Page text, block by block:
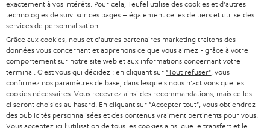
a
n
e
w
s
l
BARRES DE SON
STEREO
SMART HOME
BLUETOOTH
CASQUES AUDIO
CARRIÈRE
PRESSE
B2B
ALLEMAGNE
AUTRICHE
SUISSE
exactement à vos intérêts. Pour cela, Teufel utilise des cookies et d'autres
technologies de suivi sur ces pages – également celles de tiers et utilise des
services de personnalisation.
Grâce aux cookies, nous et d'autres partenaires marketing traitons des
données vous concernant et apprenons ce que vous aimez - grâce à votre
comportement sur notre site web et aux informations concernant votre
terminal. C'est vous qui décidez : en cliquant sur "Tout refuser" , vous
confirmez nos paramètres de base, dans lesquels nous n'activons que les
cookies nécessaires. Vous recevrez ainsi des recommandations, mais celles-
ci seront choisies au hasard. En cliquant sur "Accepter tout" , vous obtiendrez
des publicités personnalisées et des contenus vraiment pertinents pour vous.
Vous acceptez ici l'utilisation de tous les cookies ainsi que le transfert et le